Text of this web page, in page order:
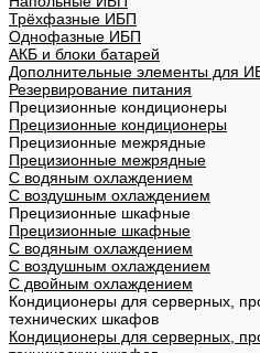
Трёхфазные ИБП
Однофазные ИБП
АКБ и блоки батарей
Дополнительные элементы для
Резервирование питания
Прецизионные кондиционеры
Прецизионные кондиционеры
Прецизионные межрядные
Прецизионные межрядные
С водяным охлаждением
С воздушным охлаждением
Прецизионные шкафные
Прецизионные шкафные
С водяным охлаждением
С воздушным охлаждением
С двойным охлаждением
Кондиционеры для серверных,
технических шкафов
Кондиционеры для серверных,